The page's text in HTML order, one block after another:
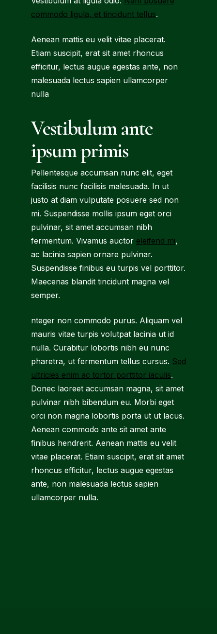
commodo ligula, et tincidunt tellus.
Aenean mattis eu velit vitae placerat.
Etiam suscipit, erat sit amet rhoncus
efficitur, lectus augue egestas ante, non
malesuada lectus sapien ullamcorper
nulla
Vestibulum ante
ipsum primis
Pellentesque accumsan nunc elit, eget
facilisis nunc facilisis malesuada. In ut
justo at diam vulputate posuere sed non
mi. Suspendisse mollis ipsum eget orci
pulvinar, sit amet accumsan nibh
fermentum. Vivamus auctor eleifend mi,
ac lacinia sapien ornare pulvinar.
Suspendisse finibus eu turpis vel porttitor.
Maecenas blandit tincidunt magna vel
semper.
nteger non commodo purus. Aliquam vel
mauris vitae turpis volutpat lacinia ut id
nulla. Curabitur lobortis nibh eu nunc
pharetra, ut fermentum tellus cursus. Sed
ultricies enim ac tortor porttitor iaculis.
Donec laoreet accumsan magna, sit amet
pulvinar nibh bibendum eu. Morbi eget
orci non magna lobortis porta ut ut lacus.
Aenean commodo ante sit amet ante
finibus hendrerit. Aenean mattis eu velit
vitae placerat. Etiam suscipit, erat sit amet
rhoncus efficitur, lectus augue egestas
ante, non malesuada lectus sapien
ullamcorper nulla.